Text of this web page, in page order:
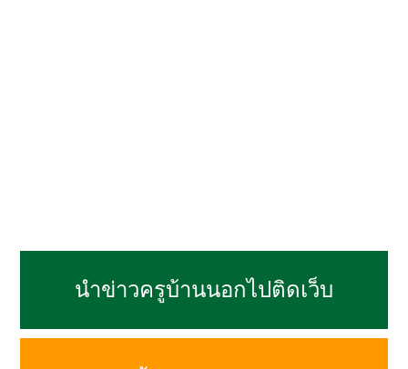
นำข่าวครูบ้านนอกไปติดเว็บ